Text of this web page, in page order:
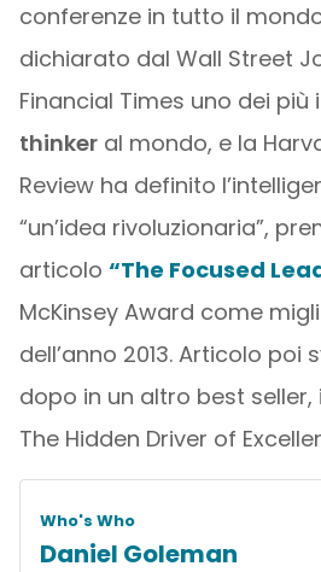
conferenze in tutto il
dichiarato dal Wall Street
Financial Times uno dei più
thinkeral mondo, e la
Review ha definito
“un’idea rivoluzionaria”,
articolo “The Focused
McKinsey Award come
dell’anno 2013. Articolo poi
dopo in un altro best seller,
The Hidden Driver of
Who's Who
Daniel Goleman